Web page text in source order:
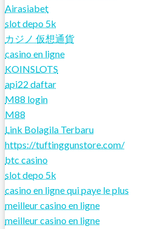
Airasiabet
slot depo 5k
カジノ 仮想通貨
casino en ligne
KOINSLOTS
api22 daftar
M88 login
M88
Link Bolagila Terbaru
https://tuftinggunstore.com/
btc casino
slot depo 5k
casino en ligne qui paye le plus
meilleur casino en ligne
meilleur casino en ligne